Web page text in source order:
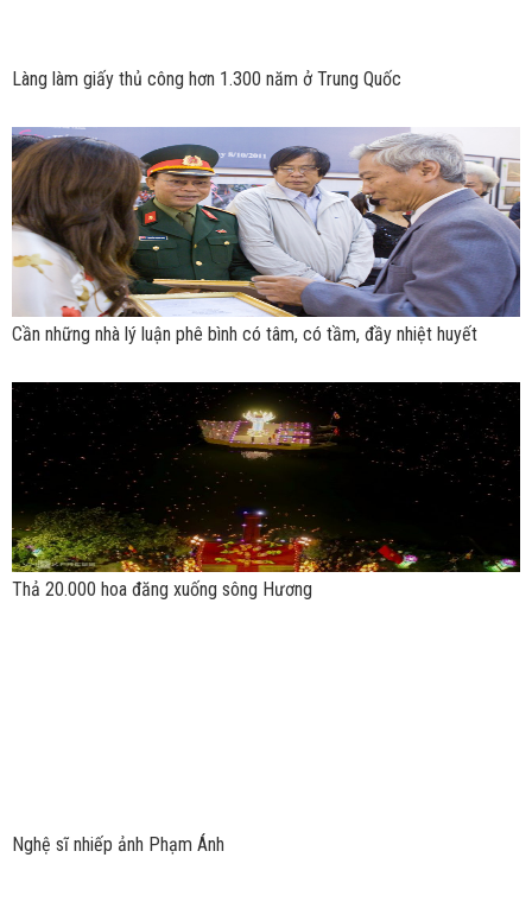
Làng làm giấy thủ công hơn 1.300 năm ở Trung Quốc
Cần những nhà lý luận phê bình có tâm, có tầm, đầy nhiệt huyết
Thả 20.000 hoa đăng xuống sông Hương
Nghệ sĩ nhiếp ảnh Phạm Ánh